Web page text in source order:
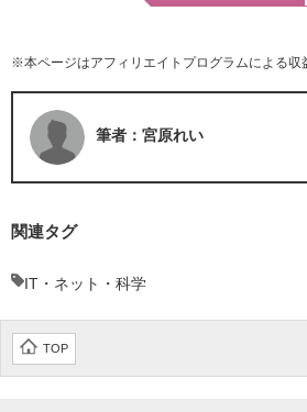
※本ページはアフィリエイトプログラムによる収
筆者：宮原れい
関連タグ
IT・ネット・科学
TOP